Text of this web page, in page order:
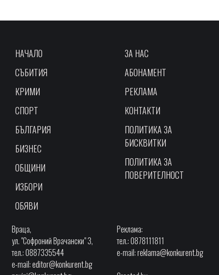
НАЧАЛО
СЪБИТИЯ
КРИМИ
СПОРТ
БЪЛГАРИЯ
БИЗНЕС
ОБЩИНИ
ИЗБОРИ
ОБЯВИ
ЗА НАС
АБОНАМЕНТ
РЕКЛАМА
КОНТАКТИ
ПОЛИТИКА ЗА
БИСКВИТКИ
ПОЛИТИКА ЗА
ПОВЕРИТЕЛНОСТ
Враца,
ул. "Софроний Врачански" 3,
тел.: 0887335544
e-mail:editor@konkurent.bg
Реклама:
тел.: 0878111811
e-mail:reklama@konkurent.bg